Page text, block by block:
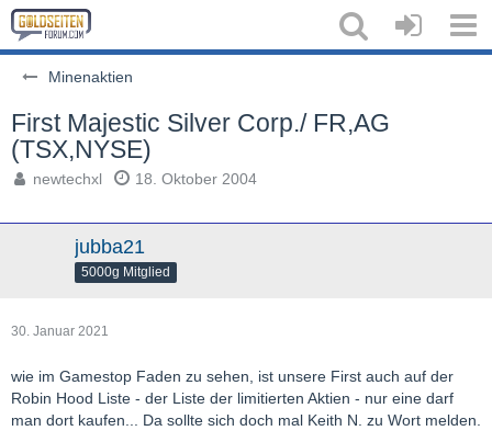
Minenaktien
First Majestic Silver Corp./ FR,AG
(TSX,NYSE)
newtechxl 18. Oktober 2004
jubba21
5000g Mitglied
30. Januar 2021
wie im Gamestop Faden zu sehen, ist unsere First auch auf der
Robin Hood Liste - der Liste der limitierten Aktien - nur eine darf
man dort kaufen... Da sollte sich doch mal Keith N. zu Wort melden.